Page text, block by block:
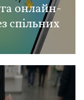
онлайн-
спільних